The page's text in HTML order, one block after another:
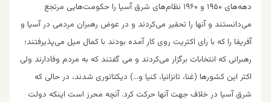
دهه‌های ۱۹۵۰ و ۱۹۶۰ نظام‌های شرق آسیا را حکومت‌هایی مرتجع
می‌دانستند و آنها را تحقیر می‌کردند و در عوض رهبران مردمی در آسیا و
آفریقا را که با رای اکثریت روی کار آمده بودند با کمال میل می‌پذیرفتند؛
رهبرانی که انتخابات برگزار می‌کردند و می ‌گفتند که به مردم وفادارند ولی
اکثر این کشورها (غنا، تانزانیا، کنیا و…) دیکتاتوری شدند، در حالی که
شرق آسیا در خلا‌ف جهت آنها حرکت کرد. آنچه محرز است اینکه دولت